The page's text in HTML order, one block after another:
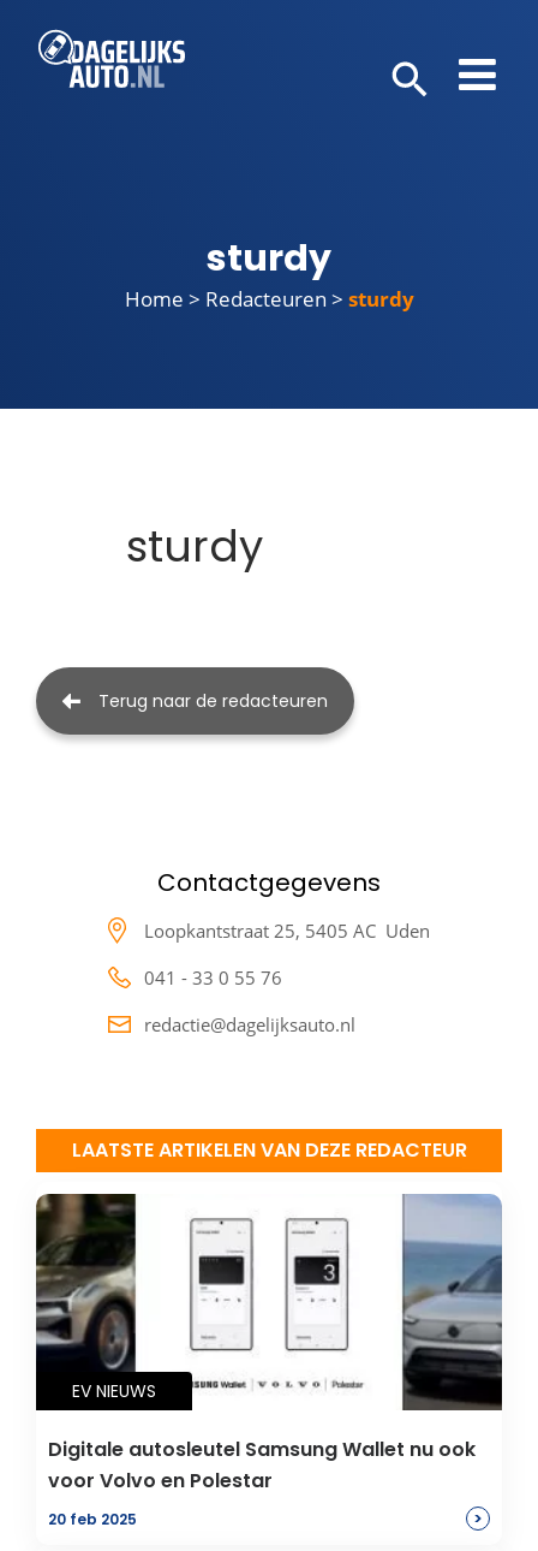
sturdy
Home > Redacteuren > sturdy
sturdy
Terug naar de redacteuren
Contactgegevens
Loopkantstraat 25, 5405 AC Uden
041 - 33 0 55 76
redactie@dagelijksauto.nl
LAATSTE ARTIKELEN VAN DEZE REDACTEUR
EV NIEUWS
Digitale autosleutel Samsung Wallet nu ook
voor Volvo en Polestar
20 feb 2025 >